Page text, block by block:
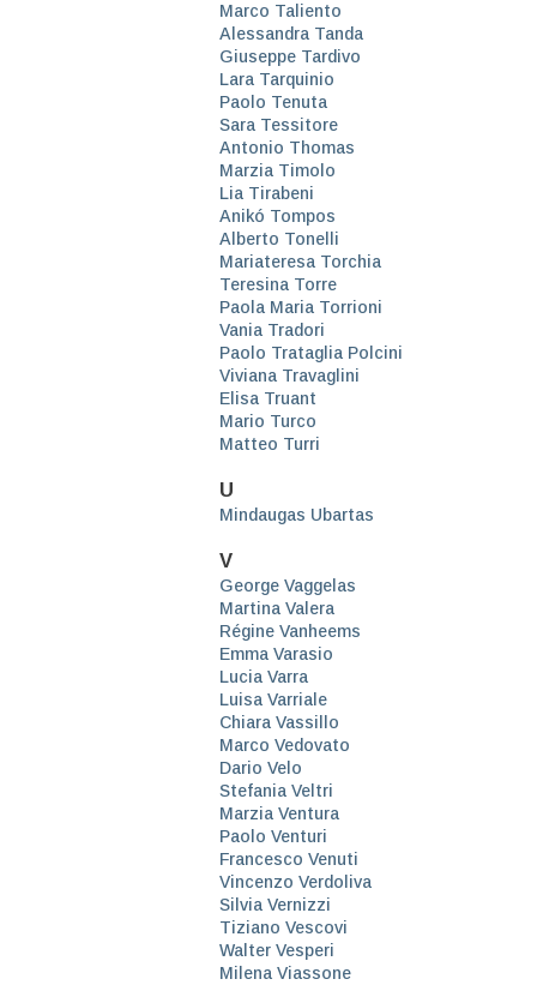
Marco Taliento
Alessandra Tanda
Giuseppe Tardivo
Lara Tarquinio
Paolo Tenuta
Sara Tessitore
Antonio Thomas
Marzia Timolo
Lia Tirabeni
Anikó Tompos
Alberto Tonelli
Mariateresa Torchia
Teresina Torre
Paola Maria Torrioni
Vania Tradori
Paolo Trataglia Polcini
Viviana Travaglini
Elisa Truant
Mario Turco
Matteo Turri
U
Mindaugas Ubartas
V
George Vaggelas
Martina Valera
Régine Vanheems
Emma Varasio
Lucia Varra
Luisa Varriale
Chiara Vassillo
Marco Vedovato
Dario Velo
Stefania Veltri
Marzia Ventura
Paolo Venturi
Francesco Venuti
Vincenzo Verdoliva
Silvia Vernizzi
Tiziano Vescovi
Walter Vesperi
Milena Viassone